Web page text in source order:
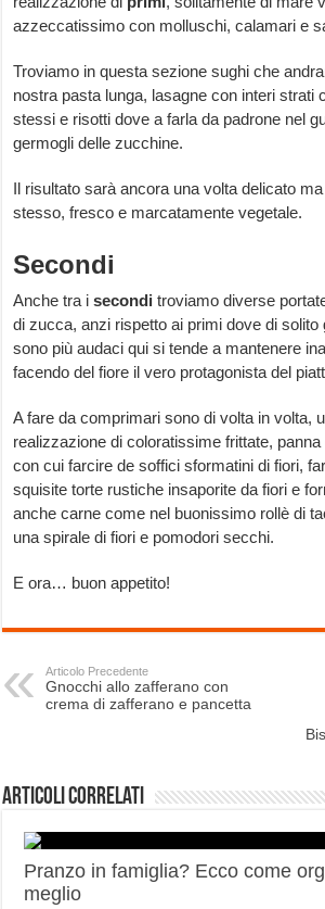
azzeccatissimo con molluschi, calamari e
Troviamo in questa sezione sughi che
nostra pasta lunga, lasagne con interi strati
stessi e risotti dove a farla da padrone nel
germogli delle zucchine.
Il risultato sarà ancora una volta delicato
stesso, fresco e marcatamente vegetale.
Secondi
Anche tra isecondi troviamo diverse
di zucca, anzi rispetto ai primi dove di solito
sono più audaci qui si tende a mantenere
facendo del fiore il vero protagonista del
A fare da comprimari sono di volta in volta,
realizzazione di coloratissime frittate,
con cui farcire de soffici sformatini di fiori,
squisite torte rustiche insaporite da fiori e
anche carne come nel buonissimo rollè di
una spirale di fiori e pomodori secchi.
E ora… buon appetito!
Articolo Precedente
Gnocchi allo zafferano con
crema di zafferano e pancetta
Articoli correlati
Pranzo in famiglia? Ecco come
meglio